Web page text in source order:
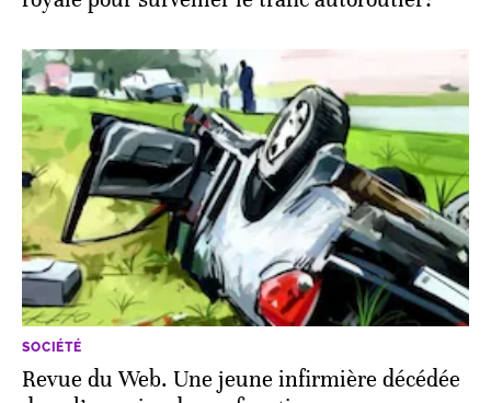
SOCIÉTÉ
Revue du Web. Une jeune infirmière décédée